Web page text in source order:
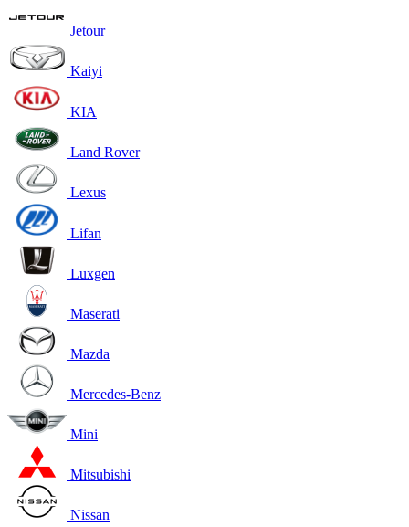
Jetour
Kaiyi
KIA
Land Rover
Lexus
Lifan
Luxgen
Maserati
Mazda
Mercedes-Benz
Mini
Mitsubishi
Nissan